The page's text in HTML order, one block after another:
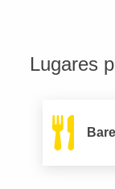
Lugares